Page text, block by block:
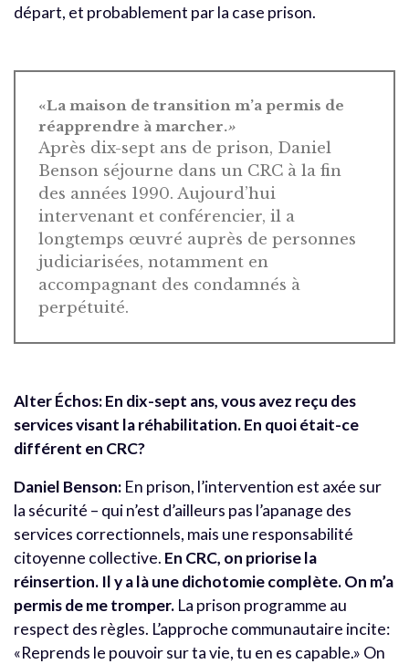
départ, et probablement par la case prison.
«La maison de transition m’a permis de
réapprendre à marcher.»
Après dix-sept ans de prison, Daniel
Benson séjourne dans un CRC à la fin
des années 1990. Aujourd’hui
intervenant et conférencier, il a
longtemps œuvré auprès de personnes
judiciarisées, notamment en
accompagnant des condamnés à
perpétuité.
Alter Échos: En dix-sept ans, vous avez reçu des
services visant la réhabilitation. En quoi était-ce
différent en CRC?
Daniel Benson: En prison, l’intervention est axée sur
la sécurité – qui n’est d’ailleurs pas l’apanage des
services correctionnels, mais une responsabilité
citoyenne collective. En CRC, on priorise la
réinsertion. Il y a là une dichotomie complète. On m’a
permis de me tromper. La prison programme au
respect des règles. L’approche communautaire incite:
«Reprends le pouvoir sur ta vie, tu en es capable.» On